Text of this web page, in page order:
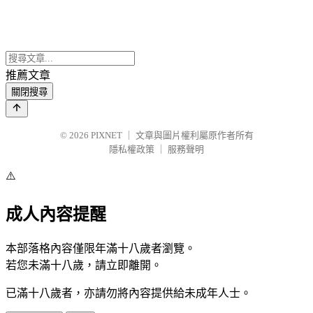
推薦文章
關閉搜尋
© 2026 PIXNET
文章與圖片權利屬原作者所有
隱私權政策
服務聲明
⚠️
成人內容提醒
本部落格內容僅限年滿十八歲者瀏覽。
若您未滿十八歲，請立即離開。
已滿十八歲者，亦請勿將內容提供給未成年人士。